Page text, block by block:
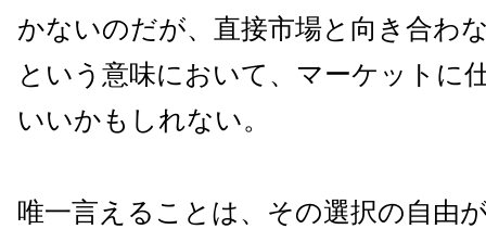
かないのだが、直接市場と向き合わ
という意味において、マーケットに
いいかもしれない。
唯一言えることは、その選択の自由